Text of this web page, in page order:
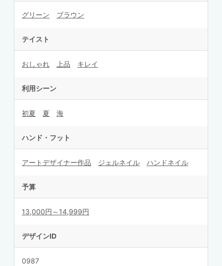
グリーン ブラウン
テイスト
おしゃれ 上品 キレイ
利用シーン
初夏 夏 海
ハンド・フット
アートデザイナー作品 ジェルネイル ハンドネイル
予算
13,000円～14,999円
デザインID
0987